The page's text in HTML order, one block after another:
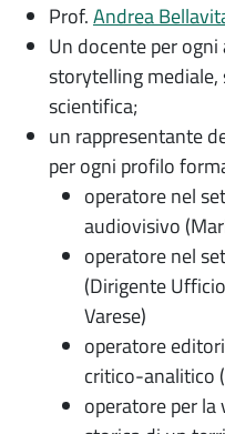
Prof.Andrea
Un docente per
storytelling
scientifica;
un rappresentante
per ogni profilo
operatore nel
audiovisivo
operatore nel
(Dirigente
Varese)
operatore
critico-analitico
operatore per